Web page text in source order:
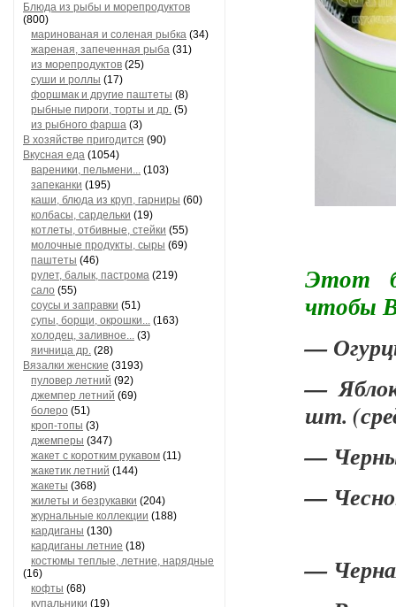
Блюда из рыбы и морепродуктов
(800)
маринованая и соленая рыбка (34)
жареная, запеченная рыба (31)
из морепродуктов (25)
суши и роллы (17)
форшмак и другие паштеты (8)
рыбные пироги, торты и др. (5)
из рыбного фарша (3)
В хозяйстве пригодится (90)
Вкусная еда (1054)
вареники, пельмени... (103)
запеканки (195)
каши, блюда из круп, гарниры (60)
колбасы, сардельки (19)
котлеты, отбивные, стейки (55)
молочные продукты, сыры (69)
паштеты (46)
рулет, балык, пастрома (219)
сало (55)
соусы и заправки (51)
супы, борщи, окрошки... (163)
холодец, заливное... (3)
яичница др. (28)
Вязалки женские (3193)
пуловер летний (92)
джемпер летний (69)
болеро (51)
кроп-топы (3)
джемперы (347)
жакет с коротким рукавом (11)
жакетик летний (144)
жакеты (368)
жилеты и безрукавки (204)
журнальные коллекции (188)
кардиганы (130)
кардиганы летние (18)
костюмы теплые, летние, нарядные
(16)
кофты (68)
купальники (19)
Этот
чтобы
—
—
шт.
—
—
—